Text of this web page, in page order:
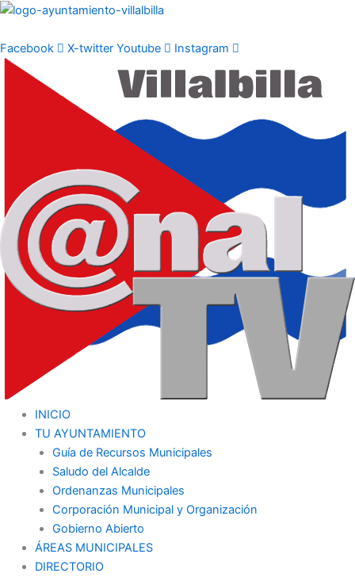
Ir
contenido
Facebook X-twitter Youtube Instagram
INICIO
TU AYUNTAMIENTO
Guía de Recursos Municipales
Saludo del Alcalde
Ordenanzas Municipales
Corporación Municipal y Organización
Gobierno Abierto
ÁREAS MUNICIPALES
DIRECTORIO